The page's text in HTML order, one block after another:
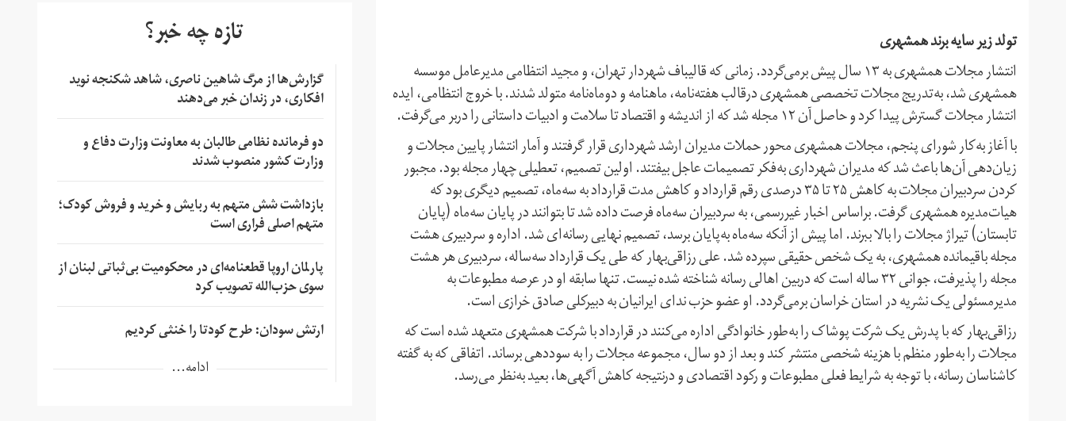
تولد زیر سایه برند همشهری
انتشار مجلات همشهری به ۱۳ سال پیش برمی‌گردد. زمانی که قالیباف شهردار تهران، و مجید انتظامی مدیرعامل موسسه
همشهری شد، به‌تدریج مجلات تخصصی همشهری درقالب هفته‌نامه، ماهنامه و دوماه‌نامه متولد شدند. با خروج انتظامی، ایده
انتشار مجلات گسترش پیدا کرد و حاصل آن ۱۲ مجله شد که از اندیشه و اقتصاد تا سلامت و ادبیات داستانی را دربر می‌گرفت.
با آغاز به‌کار شورای پنجم، مجلات همشهری محور حملات مدیران ارشد شهرداری قرار گرفتند و آمار انتشار پایین مجلات و
زیان‌دهی آن‌ها باعث شد که مدیران شهرداری به‌فکر تصمیمات عاجل بیفتند. اولین تصمیم، تعطیلی چهار مجله بود. مجبور
کردن سردبیران مجلات به کاهش ۲۵ تا ۳۵ درصدی رقم قرارداد و کاهش مدت قرارداد به سه‌ماه، تصمیم دیگری بود که
هیات‌مدیره همشهری گرفت. براساس اخبار غیررسمی، به سردبیران سه‌ماه فرصت داده شد تا بتوانند در پایان سه‌ماه (پایان
تابستان) تیراژ مجلات را بالا ببرند. اما پیش از آنکه سه‌ماه به‌پایان برسد، تصمیم نهایی رسانه‌ای شد. اداره و سردبیری هشت
مجله باقیمانده همشهری، به یک شخص حقیقی سپرده شد. علی رزاقی‌بهار که طی یک قرارداد سه‌ساله، سردبیری هر هشت
مجله را پذیرفت، جوانی ۳۲ ساله است که دربین اهالی رسانه شناخته شده نیست. تنها سابقه او در عرصه مطبوعات به
مدیرمسئولی یک نشریه در استان خراسان برمی‌گردد. او عضو حزب ندای ایرانیان به دبیرکلی صادق خرازی است.
رزاقی‌بهار که با پدرش یک شرکت پوشاک را به‌طور خانوادگی اداره می‌کنند در قرارداد با شرکت همشهری متعهد شده است که
مجلات را به‌طور منظم با هزینه شخصی منتشر کند و بعد از دو سال، مجموعه مجلات را به سوددهی برساند. اتفاقی که به گفته
کاشناسان رسانه، با توجه به شرایط فعلی مطبوعات و رکود اقتصادی و درنتیجه کاهش آگهی‌ها، بعید به‌نظر می‌‌رسد.
تازه چه خبر؟
گزارش‌ها از مرگ شاهین ناصری، شاهد شکنجه نوید
افکاری، در زندان خبر می‌دهند
دو فرمانده نظامی طالبان به معاونت وزارت دفاع و
وزارت کشور منصوب شدند
بازداشت شش متهم به ربایش و خرید و فروش کودک؛
متهم اصلی فراری است
پارلمان اروپا قطعنامه‌ای در محکومیت بی‌ثباتی لبنان از
سوی حزب‌الله تصویب کرد
ارتش سودان: طرح کودتا را خنثی کردیم
ادامه...